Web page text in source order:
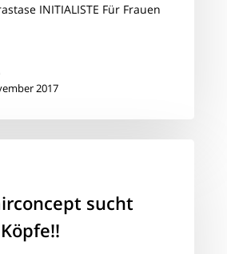
INITIALISTE Für Frauen
2017
sucht